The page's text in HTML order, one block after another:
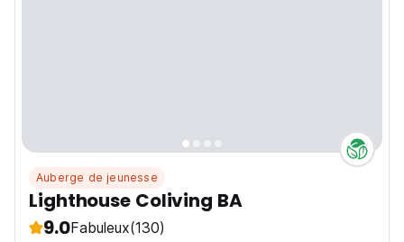
Auberge de jeunesse
Lighthouse Coliving BA
9.0Fabuleux(130)